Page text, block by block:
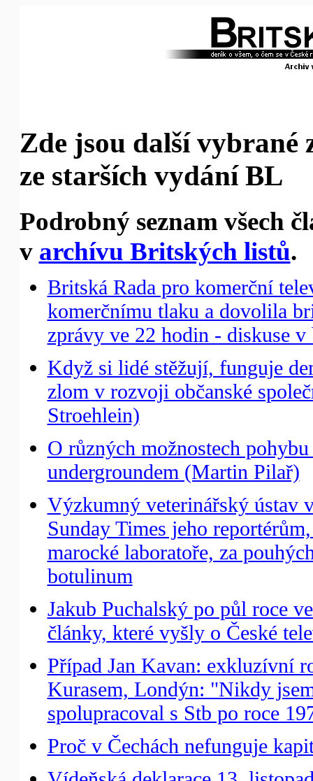
Zde jsou další vybrané
ze starších vydání BL
Podrobný seznam všech
v archívu Britských listů.
Britská Rada pro komerční
komerčnímu tlaku a dovolila
zprávy ve 22 hodin - diskuse
Když si lidé stěžují, funguje
zlom v rozvoji občanské
Stroehlein)
O různých možnostech
undergroundem (Martin Pilař)
Výzkumný veterinářský ústav
Sunday Times jeho
marocké laboratoře, za
botulinum
Jakub Puchalský po půl roce
články, které vyšly o České
Případ Jan Kavan: exkluzívní
Kurasem, Londýn: "Nikdy
spolupracoval s Stb po roce
Proč v Čechách nefunguje